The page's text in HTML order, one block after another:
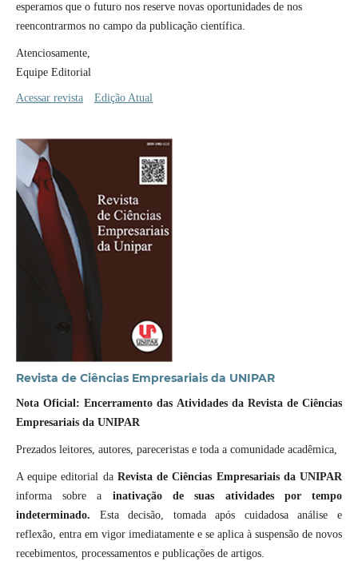
esperamos que o futuro nos reserve novas oportunidades de nos
reencontrarmos no campo da publicação científica.
Atenciosamente,
Equipe Editorial
Acessar revista Edição Atual
Revista de Ciências Empresariais da UNIPAR
Nota Oficial: Encerramento das Atividades da Revista de Ciências
Empresariais da UNIPAR
Prezados leitores, autores, pareceristas e toda a comunidade acadêmica,
A equipe editorial da Revista de Ciências Empresariais da UNIPAR
informa sobre a inativação de suas atividades por tempo
indeterminado. Esta decisão, tomada após cuidadosa análise e
reflexão, entra em vigor imediatamente e se aplica à suspensão de novos
recebimentos, processamentos e publicações de artigos.